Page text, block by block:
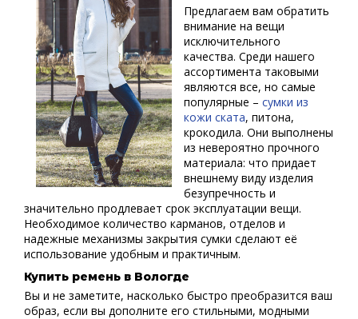
Предлагаем вам обратить
внимание на вещи
исключительного
качества. Среди нашего
ассортимента таковыми
являются все, но самые
популярные – сумки из
кожи ската, питона,
крокодила. Они выполнены
из невероятно прочного
материала: что придает
внешнему виду изделия
безупречность и
значительно продлевает срок эксплуатации вещи.
Необходимое количество карманов, отделов и
надежные механизмы закрытия сумки сделают её
использование удобным и практичным.
Купить ремень в Вологде
Вы и не заметите, насколько быстро преобразится ваш
образ, если вы дополните его стильными, модными